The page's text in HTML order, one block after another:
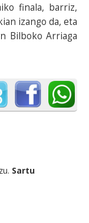
finala, barriz,
izango da, eta
Bilboko Arriaga
Sartu